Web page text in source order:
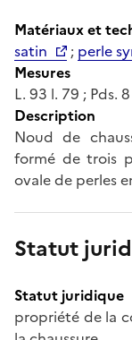
Matériaux et
satin
; perle
Mesures
L. 93 l. 79 ; Pds. 8
Description
Noud de
formé de trois
ovale de perles
Statut
Statut juridique
propriété de la